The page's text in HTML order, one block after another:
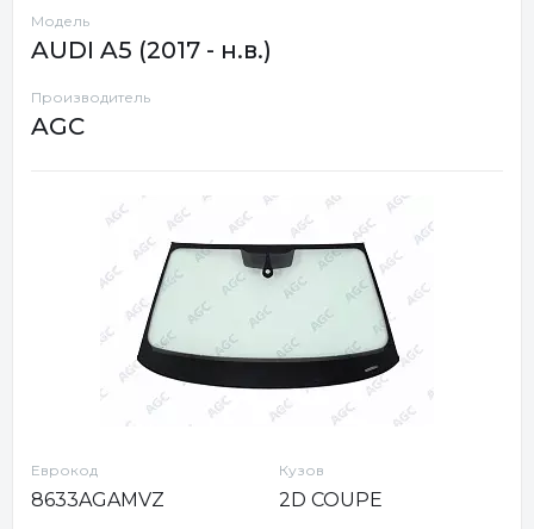
Модель
AUDI A5 (2017 - н.в.)
Производитель
AGC
Еврокод
8633AGAMVZ
Кузов
2D COUPE